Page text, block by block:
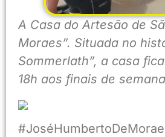
A Casa do Artesão de
Moraes”. Situada no
Sommerlath”, a casa
18h aos finais de